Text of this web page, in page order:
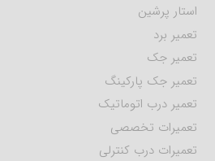
استار پرشین
تعمیر برد
تعمیر جک
تعمیر جک پارکینگ
تعمیر درب اتوماتیک
تعمیرات تخصصی
تعمیرات درب کنترلی